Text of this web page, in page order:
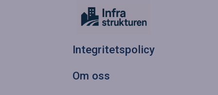
Integritetspolicy
Om oss